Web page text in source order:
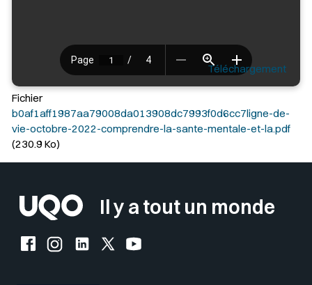
Téléchargement
Fichier
b0af1aff1987aa79008da013908dc7993f0d6cc7ligne-de-
vie-octobre-2022-comprendre-la-sante-mentale-et-la.pdf
(230.9 Ko)
Il y a tout un monde
Facebook de l'UQO
Instagram de l'UQO
LinkedIn de l'UQO
X (Twitter) de l'UQO
YouTube de l'UQO